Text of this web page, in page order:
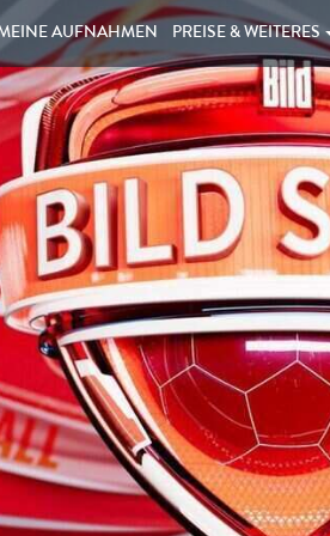
AUFNAHMEN PREISE & WEITERES